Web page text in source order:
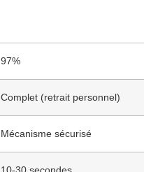
97%
Complet (retrait personnel)
Mécanisme sécurisé